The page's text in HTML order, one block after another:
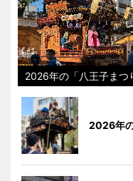
2026年の「八王子まつ
2026年